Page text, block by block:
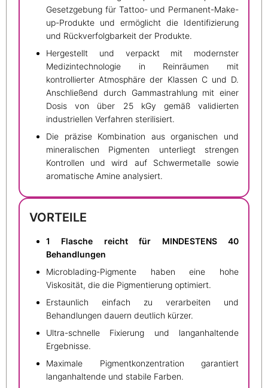
Gesetzgebung für Tattoo- und Permanent-Make-
up-Produkte und ermöglicht die Identifizierung
und Rückverfolgbarkeit der Produkte.
Hergestellt und verpackt mit modernster
Medizintechnologie in Reinräumen mit
kontrollierter Atmosphäre der Klassen C und D.
Anschließend durch Gammastrahlung mit einer
Dosis von über 25 kGy gemäß validierten
industriellen Verfahren sterilisiert.
Die präzise Kombination aus organischen und
mineralischen Pigmenten unterliegt strengen
Kontrollen und wird auf Schwermetalle sowie
aromatische Amine analysiert.
VORTEILE
1 Flasche reicht für MINDESTENS 40
Behandlungen
Microblading-Pigmente haben eine hohe
Viskosität, die die Pigmentierung optimiert.
Erstaunlich einfach zu verarbeiten und
Behandlungen dauern deutlich kürzer.
Ultra-schnelle Fixierung und langanhaltende
Ergebnisse.
Maximale Pigmentkonzentration garantiert
langanhaltende und stabile Farben.